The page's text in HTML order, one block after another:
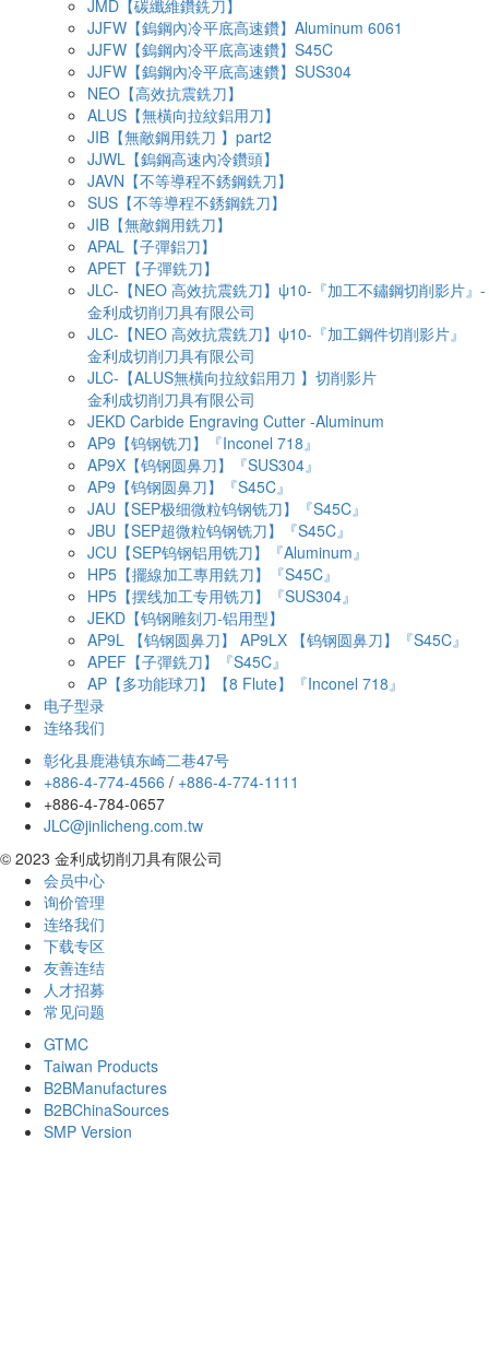
JMD【碳纖維鑽銑刀】
JJFW【鎢鋼內冷平底高速鑽】Aluminum 6061
JJFW【鎢鋼內冷平底高速鑽】S45C
JJFW【鎢鋼內冷平底高速鑽】SUS304
NEO【高效抗震銑刀】
ALUS【無橫向拉紋鋁用刀】
JIB【無敵鋼用銑刀 】part2
JJWL【鎢鋼高速內冷鑽頭】
JAVN【不等導程不銹鋼銑刀】
SUS【不等導程不銹鋼銑刀】
JIB【無敵鋼用銑刀】
APAL【子彈鋁刀】
APET【子彈銑刀】
JLC-【NEO 高效抗震銑刀】ψ10-『加工不鏽鋼切削影片』-
金利成切削刀具有限公司
JLC-【NEO 高效抗震銑刀】ψ10-『加工鋼件切削影片』
金利成切削刀具有限公司
JLC-【ALUS無橫向拉紋鋁用刀 】切削影片
金利成切削刀具有限公司
JEKD Carbide Engraving Cutter -Aluminum
AP9【钨钢铣刀】『Inconel 718』
AP9X【钨钢圆鼻刀】『SUS304』
AP9【钨钢圆鼻刀】『S45C』
JAU【SEP极细微粒钨钢铣刀】『S45C』
JBU【SEP超微粒钨钢铣刀】『S45C』
JCU【SEP钨钢铝用铣刀】『Aluminum』
HP5【擺線加工專用銑刀】『S45C』
HP5【摆线加工专用铣刀】『SUS304』
JEKD【钨钢雕刻刀-铝用型】
AP9L 【钨钢圆鼻刀】 AP9LX 【钨钢圆鼻刀】『S45C』
APEF【子彈銑刀】『S45C』
AP【多功能球刀】【8 Flute】『Inconel 718』
电子型录
连络我们
彰化县鹿港镇东崎二巷47号
+886-4-774-4566 / +886-4-774-1111
+886-4-784-0657
JLC@jinlicheng.com.tw
© 2023 金利成切削刀具有限公司
会员中心
询价管理
连络我们
下载专区
友善连结
人才招募
常见问题
GTMC
Taiwan Products
B2BManufactures
B2BChinaSources
SMP Version